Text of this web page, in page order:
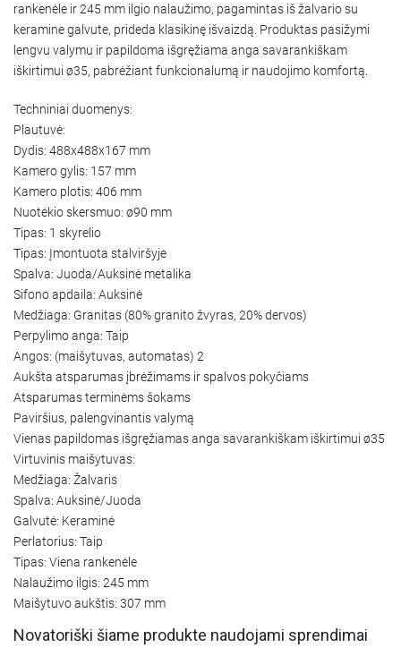
rankenėle ir 245 mm ilgio nalaužimo, pagamintas iš žalvario su
keramine galvute, prideda klasikinę išvaizdą. Produktas pasižymi
lengvu valymu ir papildoma išgręžiama anga savarankiškam
iškirtimui ø35, pabrėžiant funkcionalumą ir naudojimo komfortą.
Techniniai duomenys:
Plautuvė:
Dydis: 488x488x167 mm
Kamero gylis: 157 mm
Kamero plotis: 406 mm
Nuotėkio skersmuo: ø90 mm
Tipas: 1 skyrelio
Tipas: Įmontuota stalviršyje
Spalva: Juoda/Auksinė metalika
Sifono apdaila: Auksinė
Medžiaga: Granitas (80% granito žvyras, 20% dervos)
Perpylimo anga: Taip
Angos: (maišytuvas, automatas) 2
Aukšta atsparumas įbrėžimams ir spalvos pokyčiams
Atsparumas terminėms šokams
Paviršius, palengvinantis valymą
Vienas papildomas išgręžiamas anga savarankiškam iškirtimui ø35
Virtuvinis maišytuvas:
Medžiaga: Žalvaris
Spalva: Auksinė/Juoda
Galvutė: Keraminė
Perlatorius: Taip
Tipas: Viena rankenėle
Nalaužimo ilgis: 245 mm
Maišytuvo aukštis: 307 mm
Novatoriški šiame produkte naudojami sprendimai